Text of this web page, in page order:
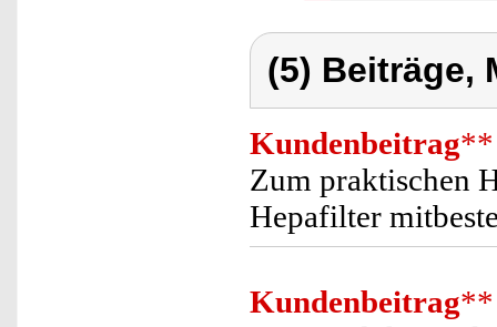
(5) Beiträge,
Kundenbeitrag**
Zum praktischen
Hepafilter
Kundenbeitrag**